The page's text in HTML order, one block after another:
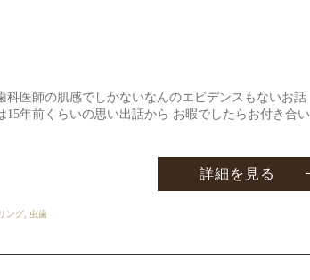
医師の肌感でしかないなんのエビデンスもないお話
年前くらいの思い出話から お暇でしたらお付き合い
詳細を見る
ング 虫歯